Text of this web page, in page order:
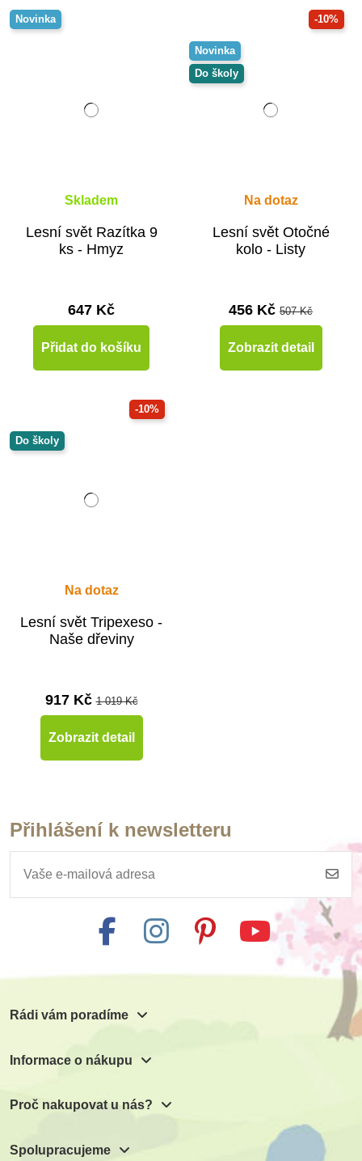
Novinka
Skladem
Lesní svět Razítka 9
ks - Hmyz
647 Kč
Přidat do košíku
-10%
Novinka
Do školy
Na dotaz
Lesní svět Otočné
kolo - Listy
456 Kč 507 Kč
Zobrazit detail
-10%
Do školy
Na dotaz
Lesní svět Tripexeso -
Naše dřeviny
917 Kč1 019 Kč
Zobrazit detail
Přihlášení k newsletteru
Rádi vám poradíme
Informace o nákupu
Proč nakupovat u nás?
Spolupracujeme